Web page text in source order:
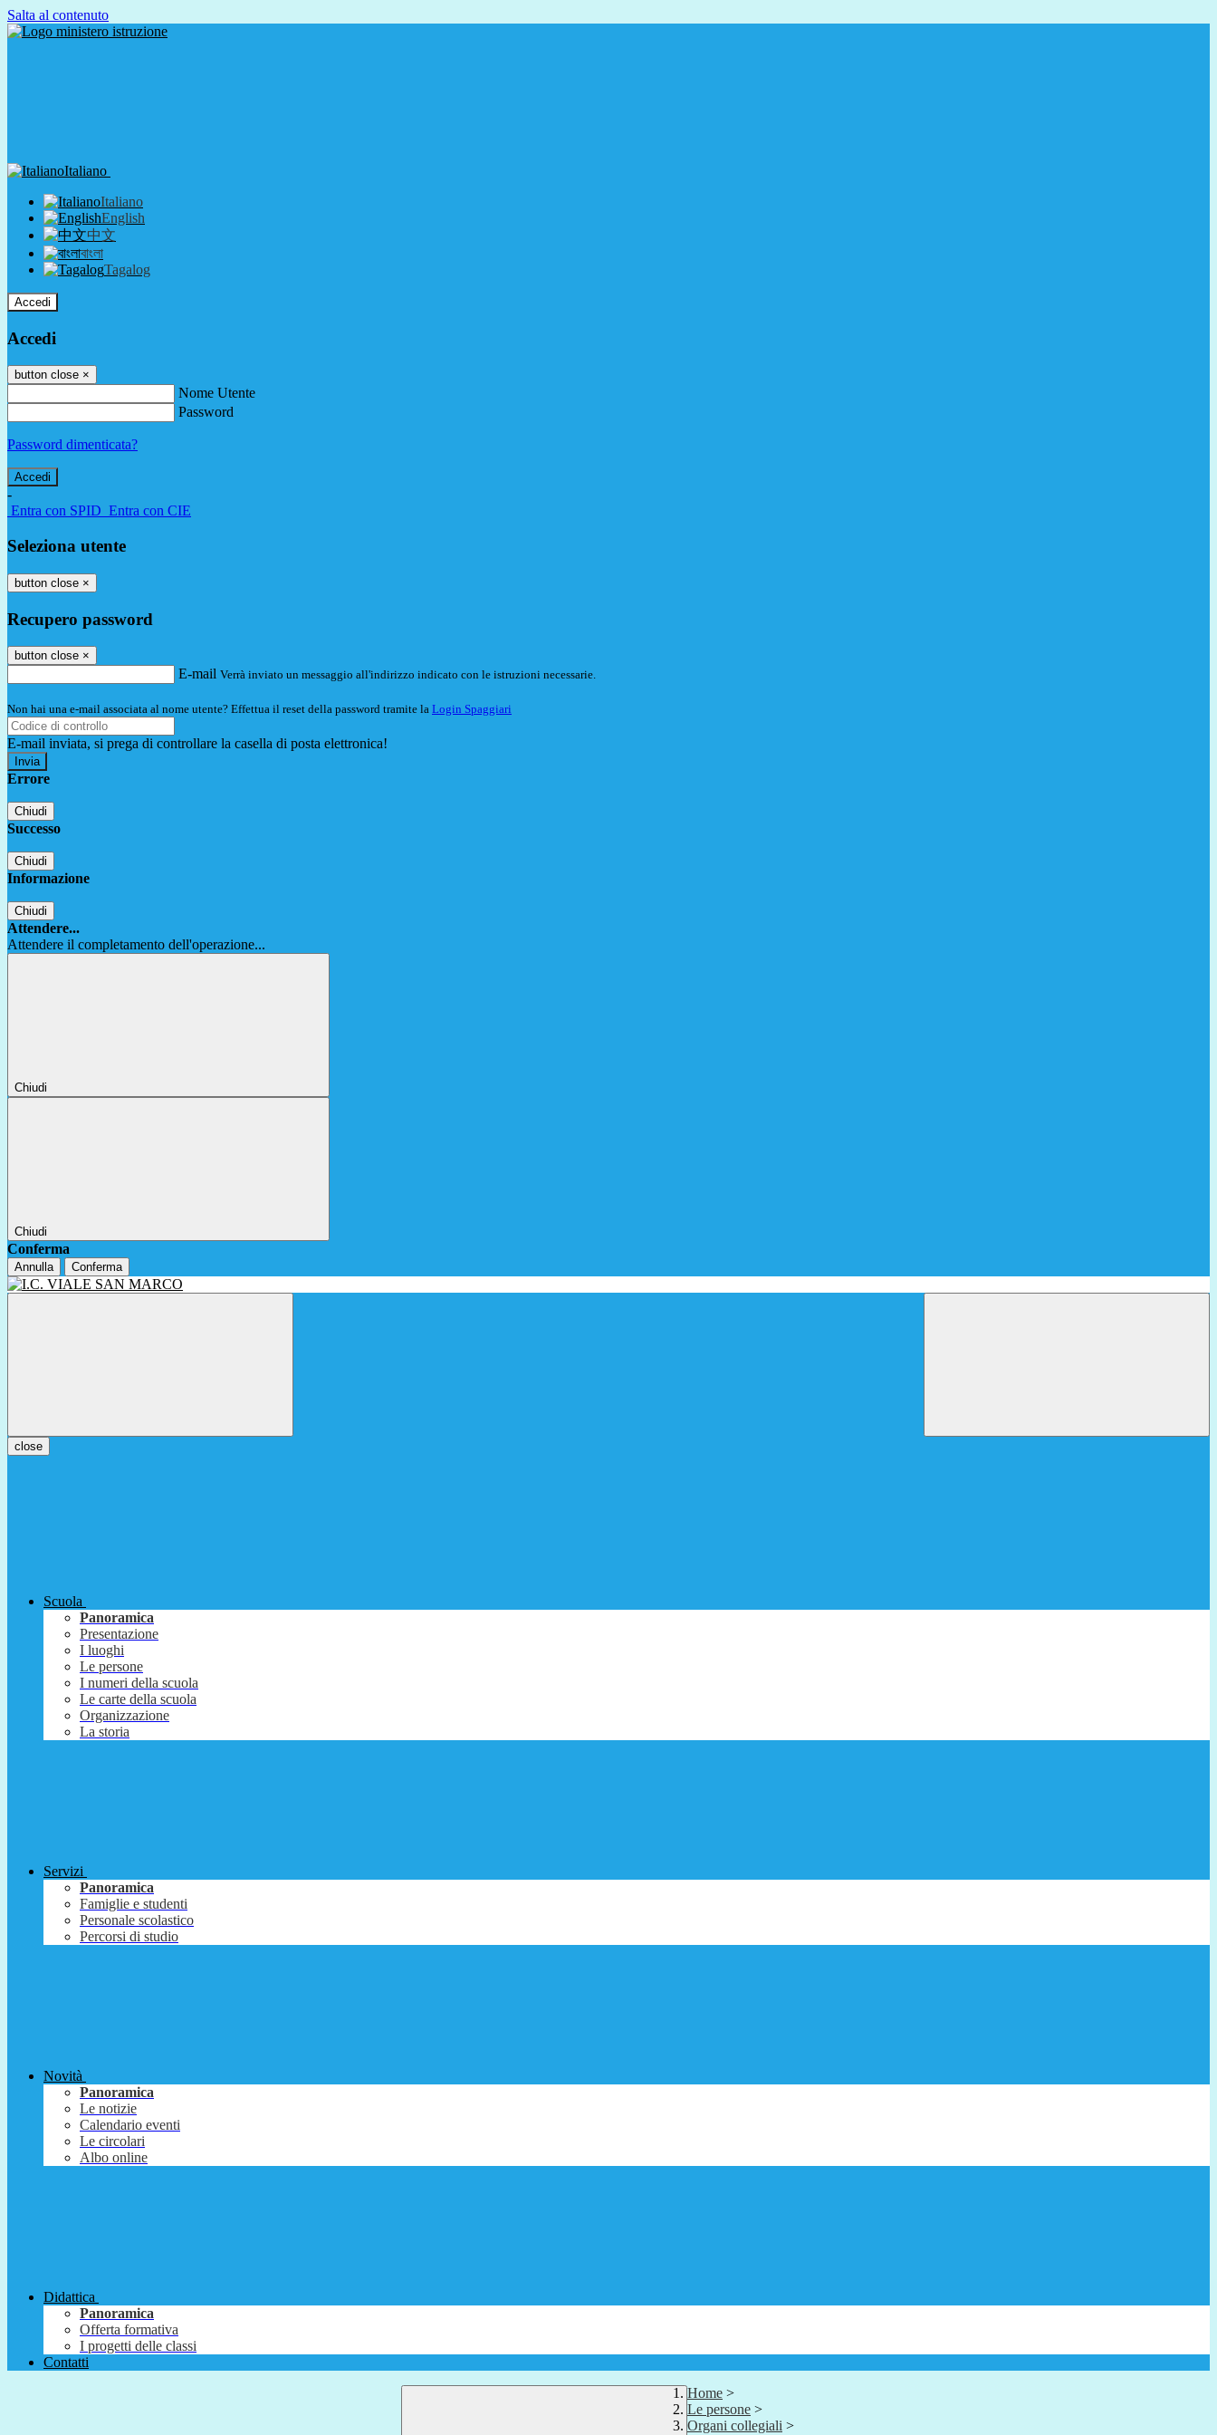
Salta al contenuto
Italiano
Italiano
English
中文
বাংলা
Tagalog
Accedi
Accedi
button close ×
Nome Utente
Password
Password dimenticata?
-
Entra con SPID Entra con CIE
Seleziona utente
button close ×
Recupero password
button close ×
E-mail Verrà inviato un messaggio all'indirizzo indicato con le istruzioni necessarie.
Non hai una e-mail associata al nome utente? Effettua il reset della password tramite la Login Spaggiari
E-mail inviata, si prega di controllare la casella di posta elettronica!
Errore
Chiudi
Successo
Chiudi
Informazione
Chiudi
Attendere...
Attendere il completamento dell'operazione...
Chiudi
Chiudi
Conferma
Annulla Conferma
close
Scuola
Panoramica
Presentazione
I luoghi
Le persone
I numeri della scuola
Le carte della scuola
Organizzazione
La storia
Servizi
Panoramica
Famiglie e studenti
Personale scolastico
Percorsi di studio
Novità
Panoramica
Le notizie
Calendario eventi
Le circolari
Albo online
Didattica
Panoramica
Offerta formativa
I progetti delle classi
Contatti
Home >
Le persone >
Organi collegiali >